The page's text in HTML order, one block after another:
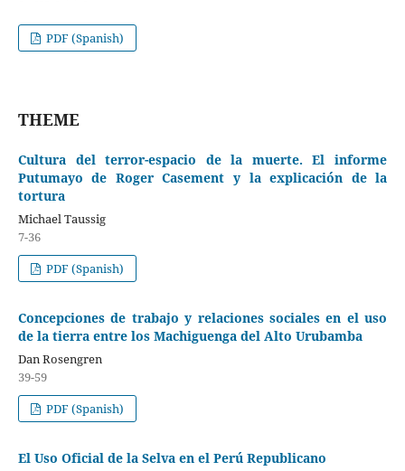
PDF (Spanish)
THEME
Cultura del terror-espacio de la muerte. El informe
Putumayo de Roger Casement y la explicación de la
tortura
Michael Taussig
7-36
PDF (Spanish)
Concepciones de trabajo y relaciones sociales en el uso
de la tierra entre los Machiguenga del Alto Urubamba
Dan Rosengren
39-59
PDF (Spanish)
El Uso Oficial de la Selva en el Perú Republicano